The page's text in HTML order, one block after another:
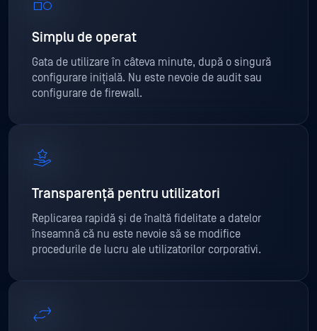
Simplu de operat
Gata de utilizare în câteva minute, după o singură
configurare inițială. Nu este nevoie de audit sau
configurare de firewall.
Transparență pentru utilizatori
Replicarea rapidă și de înaltă fidelitate a datelor
înseamnă că nu este nevoie să se modifice
procedurile de lucru ale utilizatorilor corporativi.